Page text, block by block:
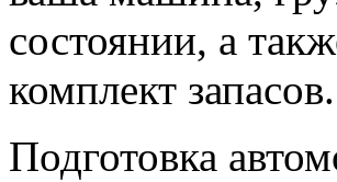
состоянии, а
комплект запасов.
Подготовка